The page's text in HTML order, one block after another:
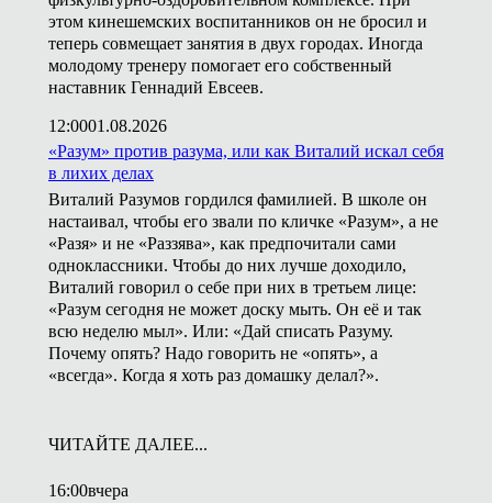
этом кинешемских воспитанников он не бросил и
теперь совмещает занятия в двух городах. Иногда
молодому тренеру помогает его собственный
наставник Геннадий Евсеев.
12:0001.08.2026
«Разум» против разума, или как Виталий искал себя
в лихих делах
Виталий Разумов гордился фамилией. В школе он
настаивал, чтобы его звали по кличке «Разум», а не
«Разя» и не «Раззява», как предпочитали сами
одноклассники. Чтобы до них лучше доходило,
Виталий говорил о себе при них в третьем лице:
«Разум сегодня не может доску мыть. Он её и так
всю неделю мыл». Или: «Дай списать Разуму.
Почему опять? Надо говорить не «опять», а
«всегда». Когда я хоть раз домашку делал?».
ЧИТАЙТЕ ДАЛЕЕ...
16:00вчера